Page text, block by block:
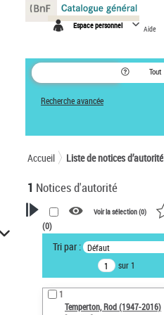
Espace personnel Aide
Tout
Recherche avancée
Accueil Liste de notices d’autorité
1 Notices d'autorité
VOTRE RECHERCHE
Recherche avancée dans les
notices d’autorité
Œuvres liées à l'auteur :
Temperton, Rod (1947-2016)
Voir la sélection (0)
(0)
Tri par : Défaut
sur 1
1
Temperton, Rod (1947-2016)
Panneau de gestion des cookies